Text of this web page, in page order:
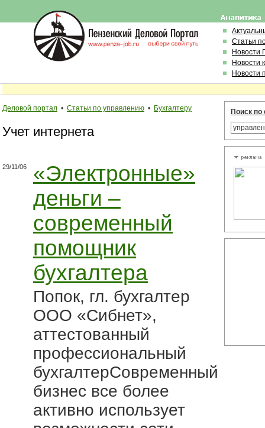
Статьи
Новости
Новости
Новости
Деловой портал • Статьи по управлению • Бухгалтеру
Учет интернета
29/11/06
«Электронные»
деньги –
современный
помощник
бухгалтера
Попок, гл. бухгалтер
ООО «Сибнет»,
аттестованный
профессиональный
бухгалтерСовременный
бизнес все более
активно использует
Поиск по